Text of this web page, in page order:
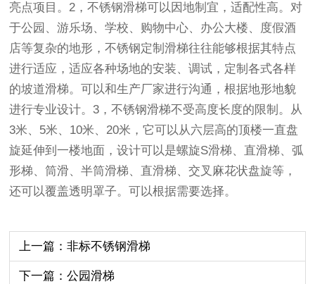
亮点项目。2，不锈钢滑梯可以因地制宜，适配性高。对
于公园、游乐场、学校、购物中心、办公大楼、度假酒
店等复杂的地形，不锈钢定制滑梯往往能够根据其特点
进行适应，适应各种场地的安装、调试，定制各式各样
的坡道滑梯。可以和生产厂家进行沟通，根据地形地貌
进行专业设计。3，不锈钢滑梯不受高度长度的限制。从
3米、5米、10米、20米，它可以从六层高的顶楼一直盘
旋延伸到一楼地面，设计可以是螺旋S滑梯、直滑梯、弧
形梯、筒滑、半筒滑梯、直滑梯、交叉麻花状盘旋等，
还可以覆盖透明罩子。可以根据需要选择。
上一篇：非标不锈钢滑梯
下一篇：公园滑梯